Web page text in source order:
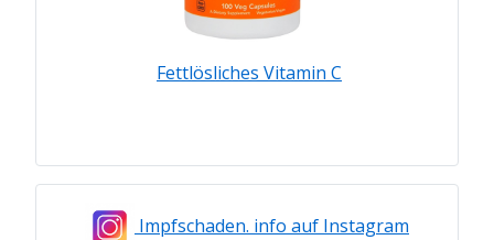
Fettlösliches Vitamin C
Impfschaden. info auf Instagram